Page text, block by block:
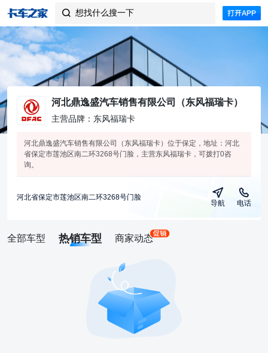
 想找什么搜一下
河北鼎逸盛汽车销售有限公司（东风福瑞卡）
主营品牌：东风福瑞卡
河北鼎逸盛汽车销售有限公司（东风福瑞卡）位于保定，地址：河北
省保定市莲池区南二环3268号门脸，主营东风福瑞卡，可拨打0咨
询。
河北省保定市莲池区南二环3268号门脸
导航 电话
全部车型 热销车型 商家动态